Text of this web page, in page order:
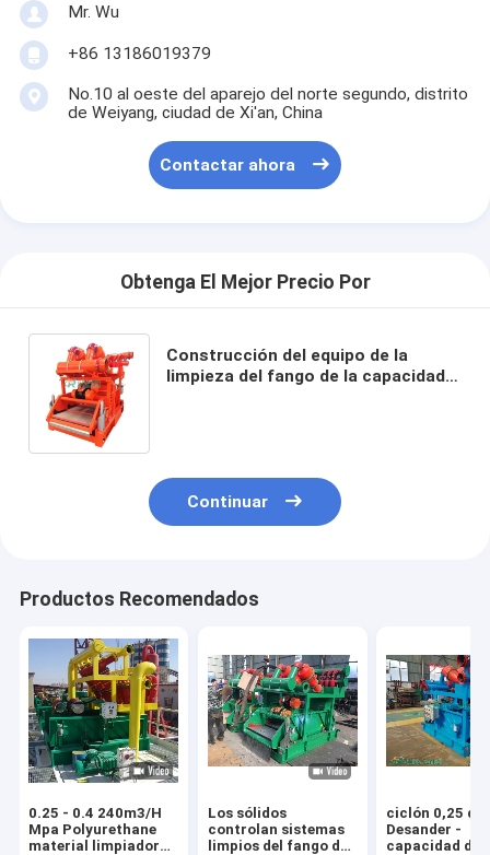
Mr. Wu
+86 13186019379
No.10 al oeste del aparejo del norte segundo, distrito
de Weiyang, ciudad de Xi'an, China
Contactar ahora
Obtenga El Mejor Precio Por
Construcción del equipo de la
limpieza del fango de la capacidad
Continuar
Productos Recomendados
0.25 - 0.4 240m3/H
Mpa Polyurethane
material limpiador
Los sólidos
controlan sistemas
limpios del fango del
ciclón 0,25 de
Desander -
capacidad del